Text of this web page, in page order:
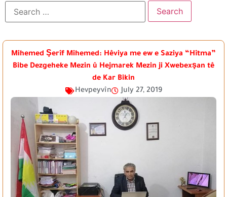
Mihemed Şerîf Mihemed: Hêviya me ew e Saziya “Hîtma”
Bibe Dezgeheke Mezin û Hejmarek Mezin ji Xwebexşan tê
de Kar Bikin
Hevpeyvîn
July 27, 2019